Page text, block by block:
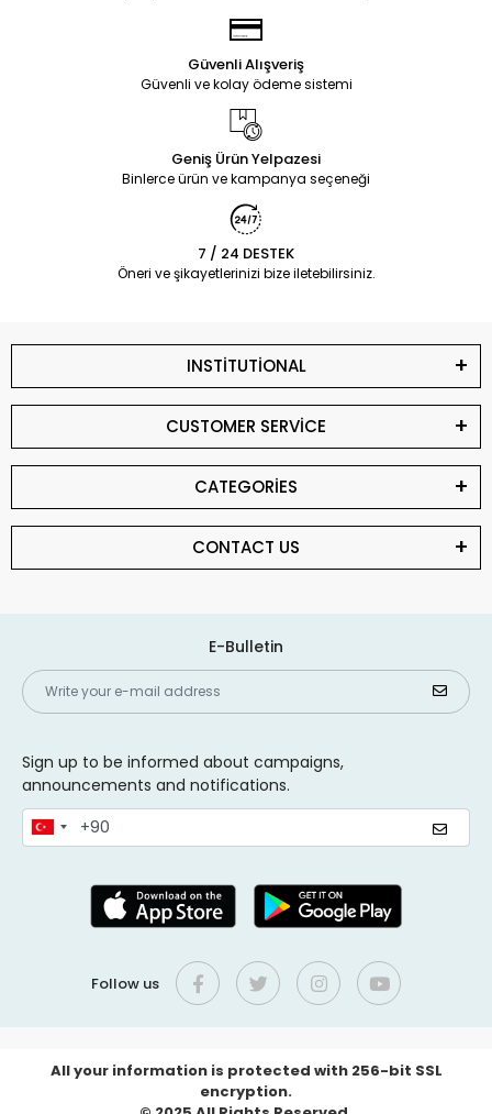
Güvenli Alışveriş
Güvenli ve kolay ödeme sistemi
Geniş Ürün Yelpazesi
Binlerce ürün ve kampanya seçeneği
7 / 24 DESTEK
Öneri ve şikayetlerinizi bize iletebilirsiniz.
INSTİTUTİONAL
CUSTOMER SERVİCE
CATEGORİES
CONTACT US
E-Bulletin
Sign up to be informed about campaigns,
announcements and notifications.
Follow us
All your information is protected with 256-bit SSL
encryption.